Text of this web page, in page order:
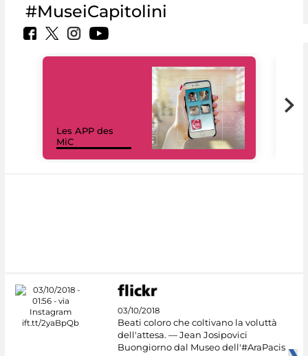
#MuseiCapitolini
Les APP des
MiC
03/10/2018
Beati coloro che coltivano la voluttà
dell'attesa. — Jean Josipovici
Buongiorno dal Museo dell'#AraPacis